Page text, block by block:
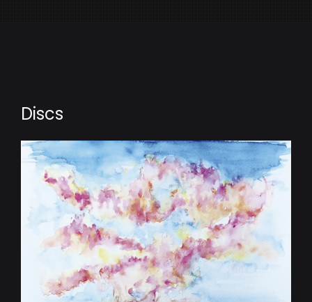
Discs